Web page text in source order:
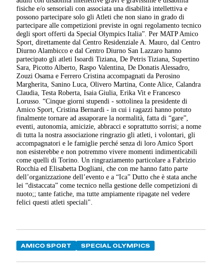
fisiche e/o sensoriali con associata una disabilità intellettiva e
possono partecipare solo gli Atleti che non siano in grado di
partecipare alle competizioni previste in ogni regolamento tecnico
degli sport offerti da Special Olympics Italia”. Per MATP Amico
Sport, direttamente dal Centro Residenziale A. Mauro, dal Centro
Diurno Alambicco e dal Centro Diurno San Lazzaro hanno
partecipato gli atleti Isoardi Tiziana, De Petris Tiziana, Supertino
Sara, Picotto Alberto, Raspo Valentina, De Donatis Alessadro,
Zouzi Osama e Ferrero Cristina accompagnati da Perosino
Margherita, Sanino Luca, Olivero Martina, Conte Alice, Calandra
Claudia, Testa Roberta, Isaia Giulia, Erika Vit e Francesco
Lorusso. “Cinque giorni stupendi - sottolinea la presidente di
Amico Sport, Cristina Bernardi - in cui i ragazzi hanno potuto
finalmente tornare ad assaporare la normalità, fatta di “gare”,
eventi, autonomia, amicizie, abbracci e soprattutto sorrisi; a nome
di tutta la nostra associazione ringrazio gli atleti, i volontari, gli
accompagnatori e le famiglie perché senza di loro Amico Sport
non esisterebbe e non potremmo vivere momenti indimenticabili
come quelli di Torino. Un ringraziamento particolare a Fabrizio
Rocchia ed Elisabetta Dogliani, che con me hanno fatto parte
dell’organizzazione dell’evento e a “Ica” Dutto che è stata anche
lei “distaccata” come tecnico nella gestione delle competizioni di
nuoto;; tante fatiche, ma tutte ampiamente ripagate nel vedere
felici questi atleti speciali".
AMICO SPORT SPECIAL OLYMPICS